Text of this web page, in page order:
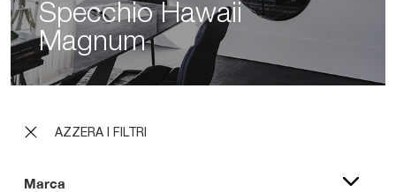
AZZERA I FILTRI
Marca
Specchio Hawaii
Magnum